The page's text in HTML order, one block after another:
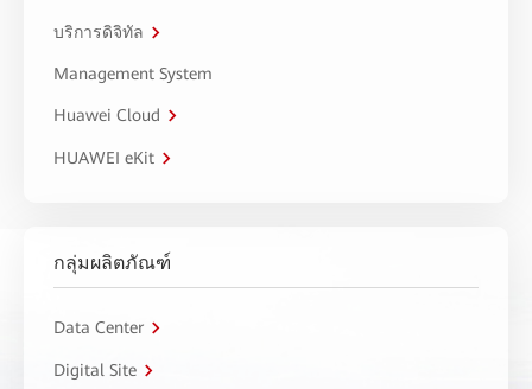
บริการดิจิทัล
Management System
Huawei Cloud
HUAWEI eKit
กลุ่มผลิตภัณฑ์
Data Center
Digital Site